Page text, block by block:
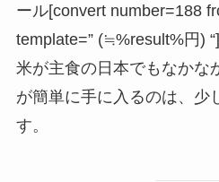
ール[convert number=188
template=” (≒%result%円) “]
米が主食の日本でもなかな
が簡単に手に入るのは、少
す。